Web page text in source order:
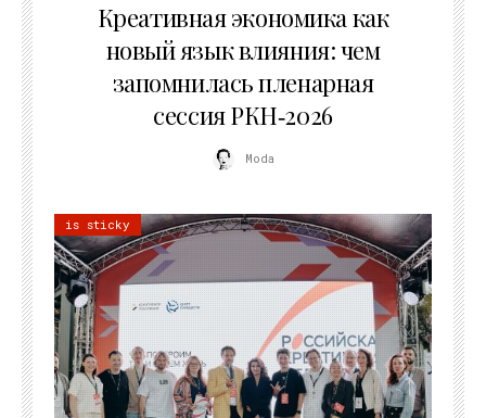
Креативная экономика как
новый язык влияния: чем
запомнилась пленарная
сессия РКН‑2026
Moda
is sticky